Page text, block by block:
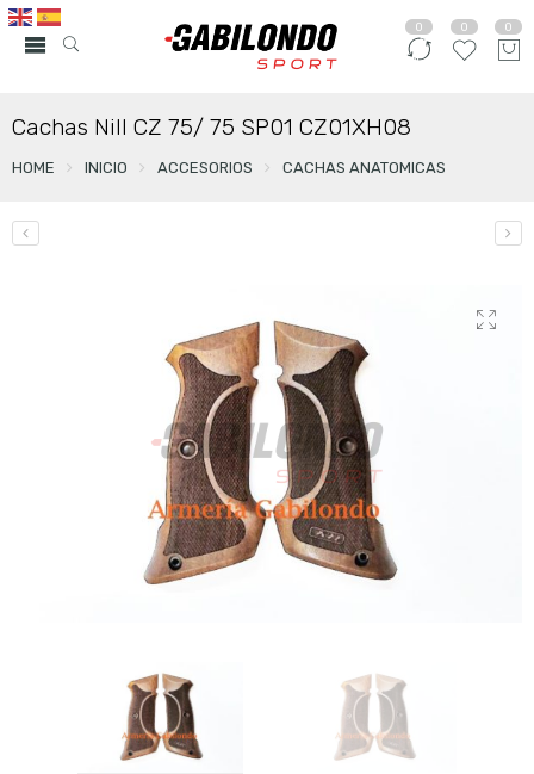
0 0 0
Cachas Nill CZ 75/ 75 SP01 CZ01XH08
HOME INICIO ACCESORIOS CACHAS ANATOMICAS